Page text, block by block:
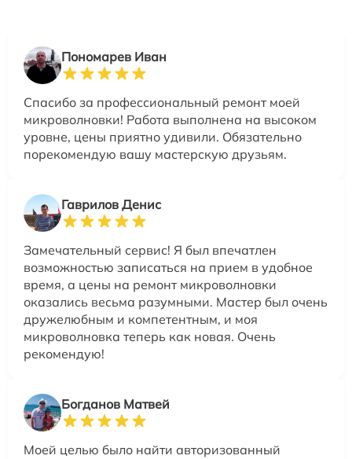
Пономарев Иван
Спасибо за профессиональный ремонт моей
микроволновки! Работа выполнена на высоком
уровне, цены приятно удивили. Обязательно
порекомендую вашу мастерскую друзьям.
Гаврилов Денис
Замечательный сервис! Я был впечатлен
возможностью записаться на прием в удобное
время, а цены на ремонт микроволновки
оказались весьма разумными. Мастер был очень
дружелюбным и компетентным, и моя
микроволновка теперь как новая. Очень
рекомендую!
Богданов Матвей
Моей целью было найти авторизованный